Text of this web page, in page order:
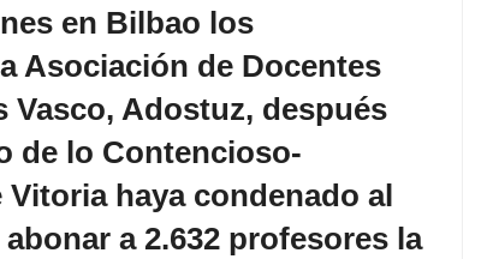
en Bilbao los
Asociación de Docentes
Vasco, Adostuz, después
de lo Contencioso-
haya condenado al
a 2.632 profesores la